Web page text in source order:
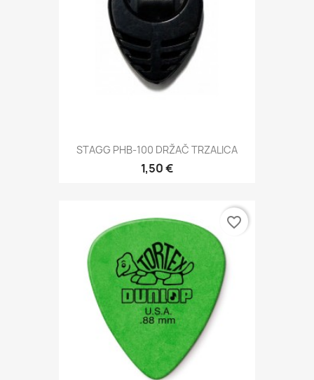
STAGG PHB-100 DRŽAČ TRZALICA
1,50 €
favorite_border